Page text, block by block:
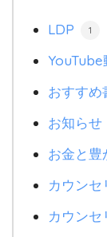
LDP 1
YouTube
おすすめ
お知らせ
お金と豊
カウンセ
カウンセ